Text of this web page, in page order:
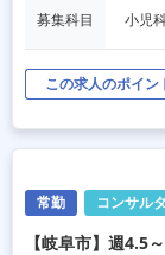
募集科目 小児
この求人のポイン
常勤 コンサル
【岐阜市】週4.5